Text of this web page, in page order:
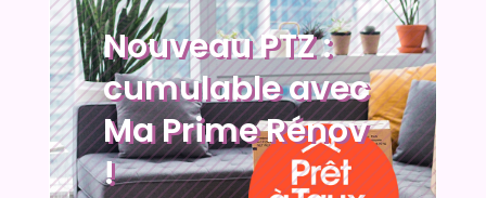
Nouveau PTZ :
cumulable avec
Ma Prime Rénov
!